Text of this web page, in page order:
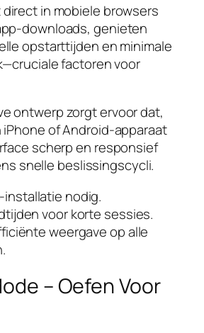
in mobiele browsers
genieten
opstarttijden en minimale
factoren voor
ontwerp zorgt ervoor dat,
of Android‑apparaat
scherp en responsief
snelle beslissingscycli.
installatie nodig.
voor korte sessies.
weergave op alle
– Oefen Voor